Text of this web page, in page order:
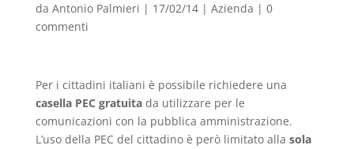
da Antonio Palmieri | 17/02/14| Azienda | 0
commenti
Per i cittadini italiani è possibile richiedere una
casella PEC gratuita da utilizzare per le
comunicazioni con la pubblica amministrazione.
L’uso della PEC del cittadino è però limitato alla sola